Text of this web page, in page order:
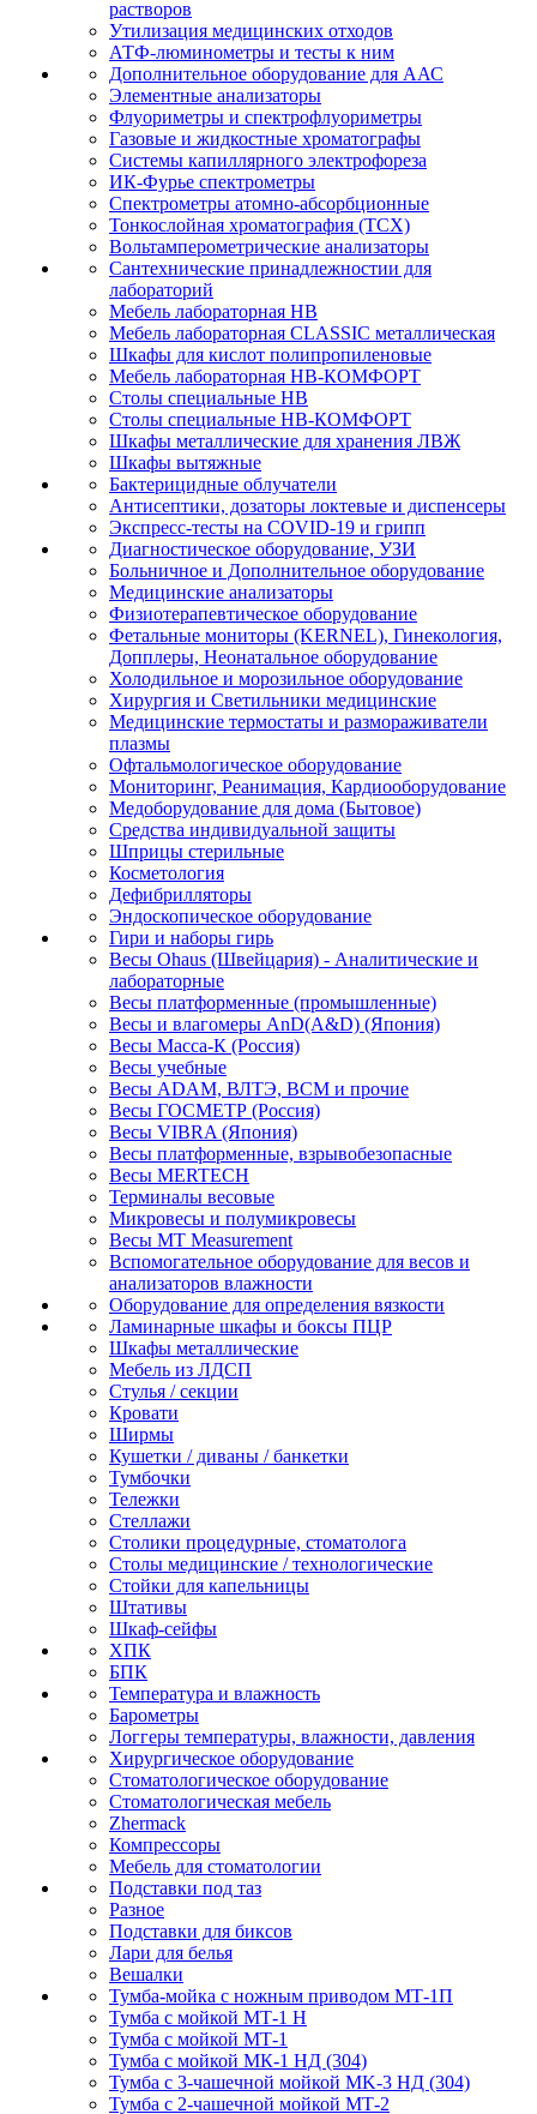
растворов
Утилизация медицинских отходов
АТФ-люминометры и тесты к ним
Дополнительное оборудование для ААС
Элементные анализаторы
Флуориметры и спектрофлуориметры
Газовые и жидкостные хроматографы
Системы капиллярного электрофореза
ИК-Фурье спектрометры
Спектрометры атомно-абсорбционные
Тонкослойная хроматография (ТСХ)
Вольтамперометрические анализаторы
Сантехнические принадлежностии для
лабораторий
Мебель лабораторная НВ
Мебель лабораторная CLASSIC металлическая
Шкафы для кислот полипропиленовые
Мебель лабораторная НВ-КОМФОРТ
Столы специальные НВ
Столы специальные НВ-КОМФОРТ
Шкафы металлические для хранения ЛВЖ
Шкафы вытяжные
Бактерицидные облучатели
Антисептики, дозаторы локтевые и диспенсеры
Экспресс-тесты на COVID-19 и грипп
Диагностическое оборудование, УЗИ
Больничное и Дополнительное оборудование
Медицинские анализаторы
Физиотерапевтическое оборудование
Фетальные мониторы (KERNEL), Гинекология,
Допплеры, Неонатальное оборудование
Холодильное и морозильное оборудование
Хирургия и Светильники медицинские
Медицинские термостаты и размораживатели
плазмы
Офтальмологическое оборудование
Мониторинг, Реанимация, Кардиооборудование
Медоборудование для дома (Бытовое)
Средства индивидуальной защиты
Шприцы стерильные
Косметология
Дефибрилляторы
Эндоскопическое оборудование
Гири и наборы гирь
Весы Ohaus (Швейцария) - Аналитические и
лабораторные
Весы платформенные (промышленные)
Весы и влагомеры AnD(A&D) (Япония)
Весы Масса-К (Россия)
Весы учебные
Весы ADAM, ВЛТЭ, BCM и прочие
Весы ГОСМЕТР (Россия)
Весы VIBRA (Япония)
Весы платформенные, взрывобезопасные
Весы MERTECH
Терминалы весовые
Микровесы и полумикровесы
Весы MT Measurement
Вспомогательное оборудование для весов и
анализаторов влажности
Оборудование для определения вязкости
Ламинарные шкафы и боксы ПЦР
Шкафы металлические
Мебель из ЛДСП
Стулья / секции
Кровати
Ширмы
Кушетки / диваны / банкетки
Тумбочки
Тележки
Стеллажи
Столики процедурные, стоматолога
Столы медицинские / технологические
Стойки для капельницы
Штативы
Шкаф-сейфы
ХПК
БПК
Температура и влажность
Барометры
Логгеры температуры, влажности, давления
Хирургическое оборудование
Стоматологическое оборудование
Стоматологическая мебель
Zhermack
Компрессоры
Мебель для стоматологии
Подставки под таз
Разное
Подставки для биксов
Лари для белья
Вешалки
Тумба-мойка с ножным приводом МТ-1П
Тумба с мойкой МТ-1 Н
Тумба с мойкой МТ-1
Тумба с мойкой МК-1 НД (304)
Тумба с 3-чашечной мойкой МK-3 НД (304)
Тумба с 2-чашечной мойкой МТ-2